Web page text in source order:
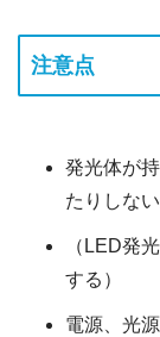
注意点
発光体が
たりしな
（LED発
する）
電源、光